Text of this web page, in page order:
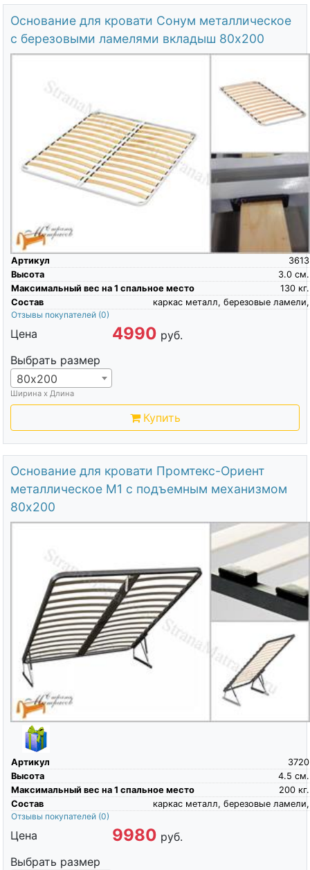
Основание для кровати Сонум металлическое
с березовыми ламелями вкладыш 80х200
Артикул
3613
Высота
см.
3.0
Максимальный вес на 1 спальное место
кг.
130
Состав
каркас металл, березовые ламели,
Отзывы покупателей (0)
Цена 4990 руб.
Выбрать размер
80х200
Ширина х Длина
Купить
Основание для кровати Промтекс-Ориент
металлическое М1 с подъемным механизмом
80х200
Артикул
3720
Высота
см.
4.5
Максимальный вес на 1 спальное место
кг.
200
Состав
каркас металл, березовые ламели,
Отзывы покупателей (0)
Цена 9980 руб.
Выбрать размер